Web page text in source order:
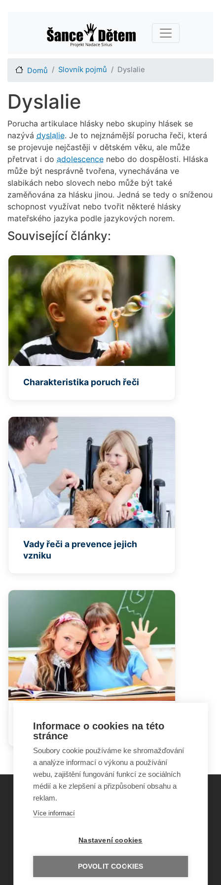
hlavnímu
obsahu
Main navigation
Domů Slovník pojmů Dyslalie
Dyslalie
Porucha artikulace hlásky nebo skupiny hlásek se
nazývá dyslalie. Je to nejznámější porucha řeči, která
se projevuje nejčastěji v dětském věku, ale může
přetrvat i do adolescence nebo do dospělosti. Hláska
může být nesprávně tvořena, vynechávána ve
slabikách nebo slovech nebo může být také
zaměňována za hlásku jinou. Jedná se tedy o sníženou
schopnost využívat nebo tvořit některé hlásky
mateřského jazyka podle jazykových norem.
Související články:
Charakteristika poruch řeči
Vady řeči a prevence jejich
vzniku
komunikační schopností
©Obecně prospěšná společnost Sirius
ISSN 1805-8876
nazory@sancedetem.cz
Odběr novinek e-mailem
Informace o cookies na této
stránce
Soubory cookie používáme ke shromažďování
a analýze informací o výkonu a používání
webu, zajištění fungování funkcí ze sociálních
médií a ke zlepšení a přizpůsobení obsahu a
reklam.
Více informací
Nastavení cookies
POVOLIT COOKIES